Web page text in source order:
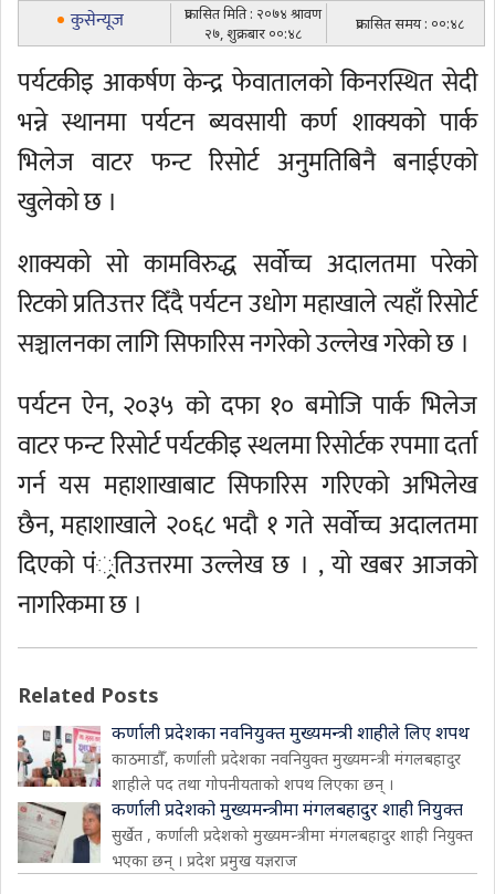
कुसेन्यूज
प्रकासित मिति : २०७४ श्रावण
२७, शुक्रबार ००:४८
प्रकासित समय : ००:४८
पर्यटकीइ आकर्षण केन्द्र फेवातालको किनरस्थित सेदी
भन्ने स्थानमा पर्यटन ब्यवसायी कर्ण शाक्यको पार्क
भिलेज वाटर फन्ट रिसोर्ट अनुमतिबिनै बनाईएको
खुलेको छ ।
शाक्यको सो कामविरुद्ध सर्वोच्च अदालतमा परेको
रिटको प्रतिउत्तर दिँदै पर्यटन उधोग महाखाले त्यहाँ रिसोर्ट
सञ्चालनका लागि सिफारिस नगरेको उल्लेख गरेको छ ।
पर्यटन ऐन, २०३५ को दफा १० बमोजि पार्क भिलेज
वाटर फन्ट रिसोर्ट पर्यटकीइ स्थलमा रिसोर्टक रपमाा दर्ता
गर्न यस महाशाखाबाट सिफारिस गरिएको अभिलेख
छैन, महाशाखाले २०६८ भदौ १ गते सर्वोच्च अदालतमा
दिएको पं्रतिउत्तरमा उल्लेख छ । , यो खबर आजको
नागरिकमा छ ।
Related Posts
कर्णाली प्रदेशका नवनियुक्त मुख्यमन्त्री शाहीले लिए शपथ
काठमाडौँ, कर्णाली प्रदेशका नवनियुक्त मुख्यमन्त्री मंगलबहादुर
शाहीले पद तथा गोपनीयताको शपथ लिएका छन् ।
कर्णाली प्रदेशको मुख्यमन्त्रीमा मंगलबहादुर शाही नियुक्त
सुर्खेत , कर्णाली प्रदेशको मुख्यमन्त्रीमा मंगलबहादुर शाही नियुक्त
भएका छन् । प्रदेश प्रमुख यज्ञराज